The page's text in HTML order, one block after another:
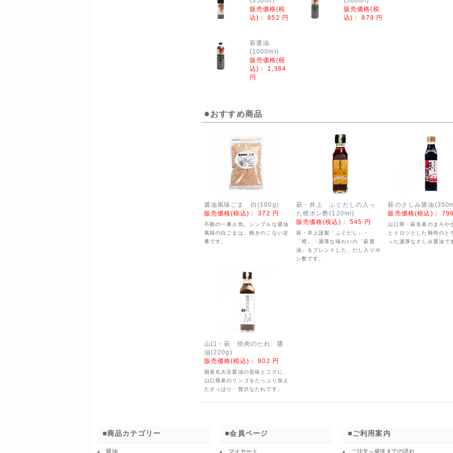
販売価格(税
込)：
852 円
販売価格(税
込)：
879 円
萩醤油
(1000ml)
販売価格(税
込)：
1,364
円
おすすめ商品
醤油風味ごま 白(100g)
販売価格(税込)：372 円
不動の一番人気。シンプルな醤油
風味の白ごまは、飽きのこない定
番です。
萩・井上 ふぐだしの入っ
た橙ポン酢(120ml)
販売価格(税込)：545 円
萩・井上謹製「ふぐだし」・
「橙」・濃厚な味わいの「萩醤
油」をブレンドした、だし入りポ
ン酢です。
萩のさしみ醤油
販売価格(税込)：
山口県・萩名産のまろや
とドロツとした独特のと
った濃厚なさしみ醤油で
山口・萩 焼肉のたれ 醤
油(220g)
販売価格(税込)：802 円
国産丸大豆醤油の旨味とコクに、
山口県産のリンゴをたっぷり加え
たさっぱり・贅沢なたれです。
商品カテゴリー
醤油
会員ページ
マイカート
ご利用案内
ご注文～発送までの流れ